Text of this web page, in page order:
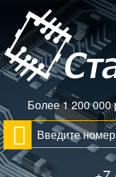
Более 1 200 000